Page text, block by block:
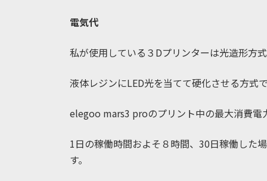
電気代
私が使用している３Dプリンターは光造形方
液体レジンにLED光を当てて硬化させる方式
elegoo mars3 proのプリント中の最大消費電
1日の稼働時間およそ８時間、30日稼働した
す。